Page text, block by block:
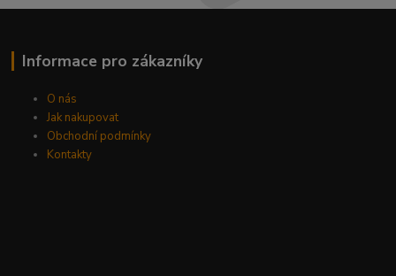
Informace pro zákazníky
O nás
Jak nakupovat
Obchodní podmínky
Kontakty